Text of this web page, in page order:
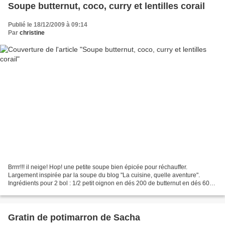
Soupe butternut, coco, curry et lentilles corail
Publié le 18/12/2009 à 09:14
Par christine
Brrrr!!! il neige! Hop! une petite soupe bien épicée pour réchauffer.
Largement inspirée par la soupe du blog "La cuisine, quelle aventure".
Ingrédients pour 2 bol : 1/2 petit oignon en dés 200 de butternut en dés 60
Gratin de potimarron de Sacha